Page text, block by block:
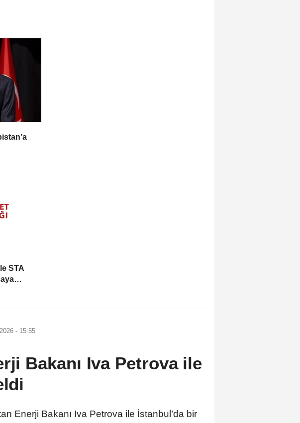
STA
- 15:55
Bakanı Iva Petrova ile
Enerji Bakanı Iva Petrova ile İstanbul’da bir